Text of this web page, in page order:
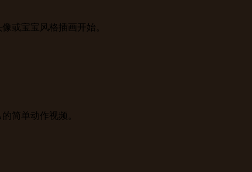
或宝宝风格插画开始。
简单动作视频。